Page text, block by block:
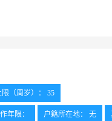
30周岁以下优先
（周岁）： 35
年限： 户籍所在地： 无